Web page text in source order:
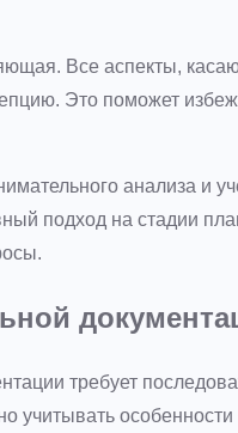
Все аспекты,
Это поможет
анализа и
подход на стадии
требует